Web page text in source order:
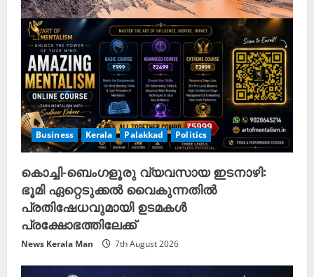
Business Kerala Palakkad Politics
കൊച്ചി-ബെംഗളൂരു വ്യവസായ ഇടനാഴി:
ഭൂമി ഏറ്റെടുക്കൽ വൈകുന്നതിൽ
പ്രതിഷേധവുമായി ഉടമകൾ
പ്രക്ഷോഭത്തിലേക്ക്
News Kerala Man 7th August 2026